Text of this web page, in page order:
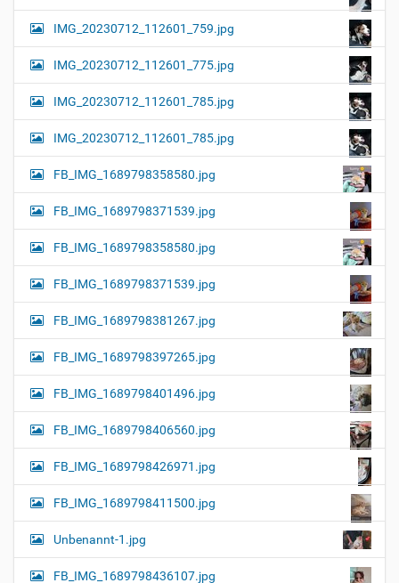
IMG_20230712_112601_759.jpg
IMG_20230712_112601_775.jpg
IMG_20230712_112601_785.jpg
IMG_20230712_112601_785.jpg
FB_IMG_1689798358580.jpg
FB_IMG_1689798371539.jpg
FB_IMG_1689798358580.jpg
FB_IMG_1689798371539.jpg
FB_IMG_1689798381267.jpg
FB_IMG_1689798397265.jpg
FB_IMG_1689798401496.jpg
FB_IMG_1689798406560.jpg
FB_IMG_1689798426971.jpg
FB_IMG_1689798411500.jpg
Unbenannt-1.jpg
FB_IMG_1689798436107.jpg